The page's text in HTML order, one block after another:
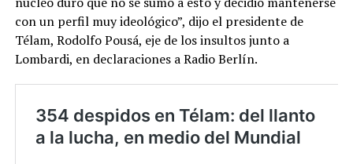
con un perfil muy ideológico”, dijo el presidente de
Télam, Rodolfo Pousá, eje de los insultos junto a
Lombardi, en declaraciones a Radio Berlín.